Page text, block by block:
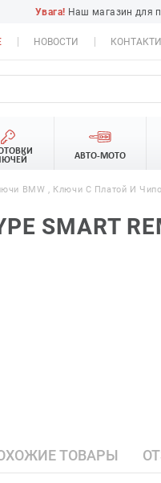
Увага! Наш магазин для
НОВОСТИ КОНТАКТИ
АВТО-МОТО
BMW , Ключи С Платой И
SMART
ТОВАРЫ